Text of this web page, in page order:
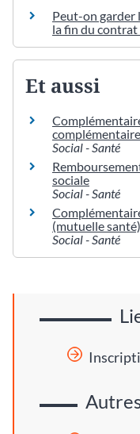
Peut-on garder
la fin du contrat
Et aussi
Social - Santé
sociale
Social - Santé
(mutuelle santé)
Social - Santé